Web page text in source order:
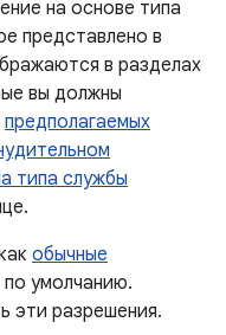
на основе типа
представлено в
в разделах
вы должны
предполагаемых
типа службы
обычные
умолчанию.
эти разрешения.